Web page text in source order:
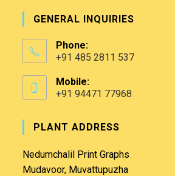
GENERAL INQUIRIES
Phone:
+91 485 2811 537
Mobile:
+91 94471 77968
PLANT ADDRESS
Nedumchalil Print Graphs
Mudavoor, Muvattupuzha